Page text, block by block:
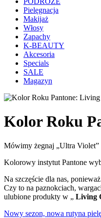
Pielęgnacja
Makijaż
Włosy
Zapachy
K-BEAUTY
Akcesoria
Specials
SALE
Magazyn
Kolor Roku
Mówimy żegnaj „Ultra
Kolorowy instytut Pantone
Na szczęście dla nas,
Czy to na paznokciach,
ulubione produkty w „ Living
Nowy sezon, nowa rutyna